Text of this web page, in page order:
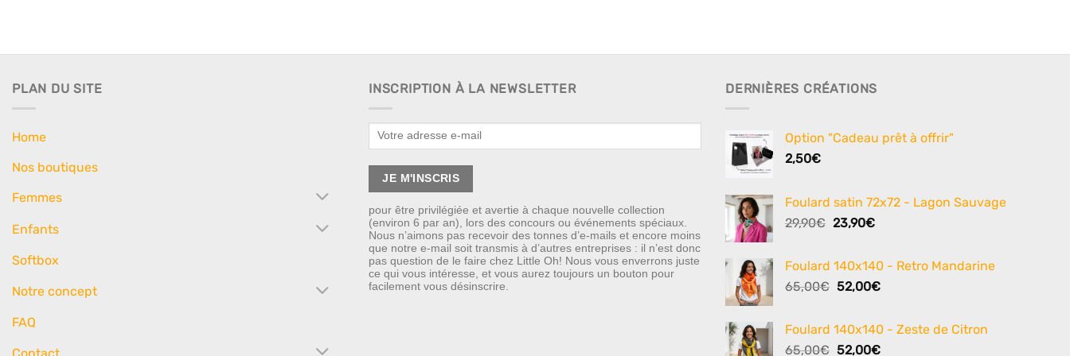
PLAN DU SITE
Home
Nos boutiques
Femmes
Enfants
Softbox
Notre concept
FAQ
INSCRIPTION À LA NEWSLETTER
pour être privilégiée et avertie à chaque nouvelle collection
(environ 6 par an), lors des concours ou événements spéciaux.
Nous n’aimons pas recevoir des tonnes d’e-mails et encore moins
que notre e-mail soit transmis à d’autres entreprises : il n’est donc
pas question de le faire chez Little Oh! Nous vous enverrons juste
ce qui vous intéresse, et vous aurez toujours un bouton pour
facilement vous désinscrire.
DERNIÈRES CRÉATIONS
Option "Cadeau prêt à offrir"
2,50€
Foulard satin 72x72 - Lagon Sauvage
29,90€ Le
était :
29,90€.
23,90€Le
est :
23,90€.
Foulard 140x140 - Retro Mandarine
65,00€ Le
était :
65,00€.
52,00€Le
est :
52,00€.
Foulard 140x140 - Zeste de Citron
65,00€ Le
52,00€Le